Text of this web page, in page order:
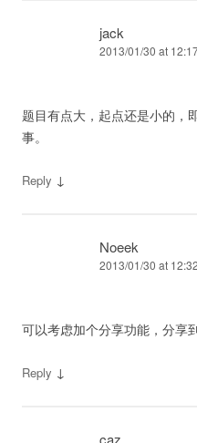
jack
2013/01/30 at
题目有点大，起点还是小的，
事。
Reply ↓
Noeek
2013/01/30 at
可以考虑加个分享功能，分享
Reply ↓
caz